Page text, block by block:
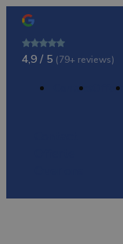
4,9 / 5 (79+ reviews)
Contact Offerte